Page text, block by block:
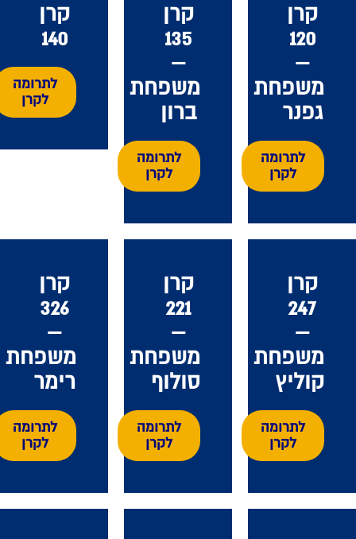
קרן
120
–
משפחת
גפנר
לתרומה
לקרן
קרן
135
–
משפחת
ברון
לתרומה
לקרן
קרן
140
לתרומה
לקרן
קרן
247
–
משפחת
קוליץ
לתרומה
לקרן
קרן
221
–
משפחת
סולוף
לתרומה
לקרן
קרן
326
–
משפחת
רימר
לתרומה
לקרן